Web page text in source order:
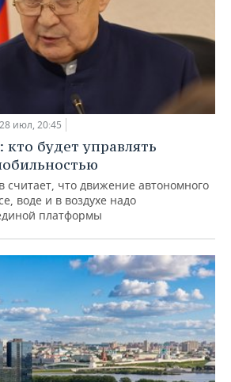
28 июл, 20:45
будет управлять
что движение автономного
воде и в воздухе надо
платформы